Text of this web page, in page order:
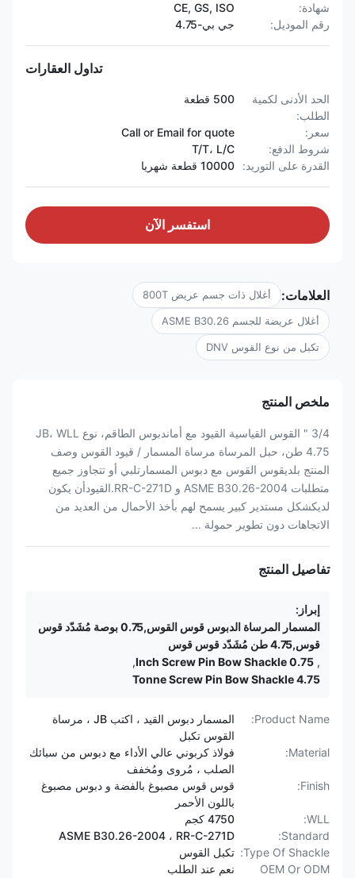
شهادة:
CE, GS, ISO
رقم الموديل:
جي بي-4.75
تداول العقارات
الحد الأدنى لكمية
الطلب:
500 قطعة
Call or Email for quote
شروط الدفع:
T/T، L/C
القدرة على التوريد:
10000 قطعة شهريا
استفسر الآن
العلامات: أغلال ذات جسم عريض 800T
أغلال عريضة للجسم ASME B30.26
تكبل من نوع القوس DNV
ملخص المنتج
3/4 " القوس القياسية القيود مع أماندبوس الطاقم، نوع JB، WLL
4.75 طن، حبل المرساة مرساة المسمار / قيود القوس وصف
المنتج بلديقوس القوس مع دبوس المسمارتلبي أو تتجاوز جميع
متطلبات ASME B30.26-2004 و RR-C-271D.القيودأن يكون
لديكشكل مستدير كبير يسمح لهم بأخذ الأحمال من العديد من
الاتجاهات دون تطوير حمولة ...
تفاصيل المنتج
المسمار المرساة الدبوس قوس القوس,0.75 بوصة مُشَدّد قوس
قوس,4.75 طن مُشَدّد قوس قوس
0.75 Inch Screw Pin Bow Shackle
,
Product Name:
المسمار دبوس القيد ، اكتب JB ، مرساة
القوس تكبل
Material:
فولاذ كربوني عالي الأداء مع دبوس من سبائك
الصلب ، مُروى ومُخفف
Finish:
قوس قوس مصبوغ بالفضة و دبوس مصبوغ
باللون الأحمر
4750 كجم
Standard:
ASME B30.26-2004 ، RR-C-271D
Type Of Shackle:
تكبل القوس
OEM Or ODM
نعم عند الطلب